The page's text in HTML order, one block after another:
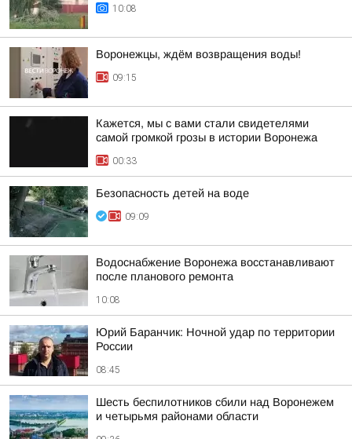
10:08
Воронежцы, ждём возвращения воды!
09:15
Кажется, мы с вами стали свидетелями
самой громкой грозы в истории Воронежа
00:33
Безопасность детей на воде
09:09
Водоснабжение Воронежа восстанавливают
после планового ремонта
10:08
Юрий Баранчик: Ночной удар по территории
России
08:45
Шесть беспилотников сбили над Воронежем
и четырьмя районами области